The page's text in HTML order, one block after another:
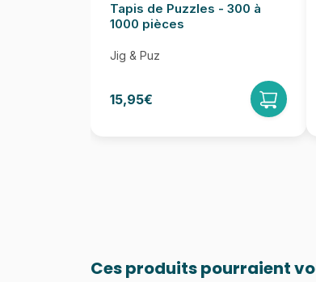
Tapis de Puzzles - 300 à
1000 pièces
Jig & Puz
15,95€
Ces produits pourraient